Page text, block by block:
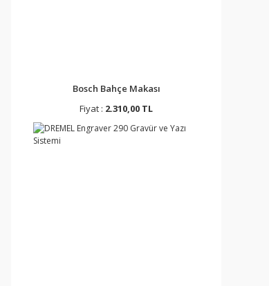
Bosch Bahçe Makası
Fiyat : 2.310,00 TL